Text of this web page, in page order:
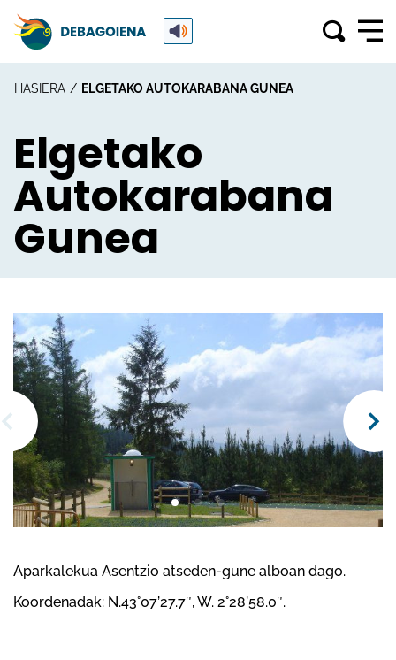
HASIERA ELGETAKO AUTOKARABANA GUNEA
Elgetako
Autokarabana
Gunea
Aparkalekua Asentzio atseden-gune alboan dago.
Koordenadak: N.43°07’27.7″, W. 2°28’58.0″.